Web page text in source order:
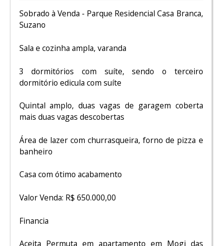
Sobrado à Venda - Parque Residencial Casa Branca,
Suzano
Sala e cozinha ampla, varanda
3 dormitórios com suíte, sendo o terceiro
dormitório edicula com suíte
Quintal amplo, duas vagas de garagem coberta
mais duas vagas descobertas
Área de lazer com churrasqueira, forno de pizza e
banheiro
Casa com ótimo acabamento
Valor Venda: R$ 650.000,00
Financia
Aceita Permuta em apartamento em Mogi das